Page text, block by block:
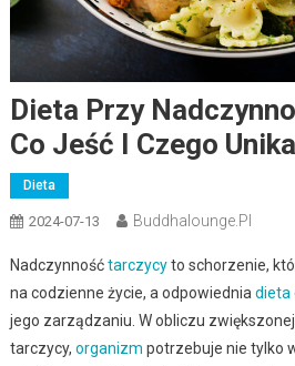
Dieta Przy
Co Jeść I Czego
Dieta
2024-07-13 Buddhalounge.pl
Nadczynnośćtarczycyto schorzenie,
na codzienne życie, a odpowiedniadieta
jego zarządzaniu. W obliczu
tarczycy, organizm potrzebuje nie tylko